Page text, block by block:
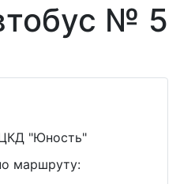
№ 5
"Юность"
маршруту: